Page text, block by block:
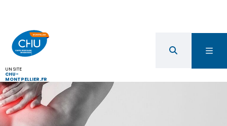
UN SITE
CHU-
MONTPELLIER.FR